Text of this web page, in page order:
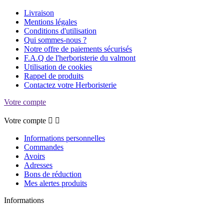
Livraison
Mentions légales
Conditions d'utilisation
Qui sommes-nous ?
Notre offre de paiements sécurisés
F.A.Q de l'herboristerie du valmont
Utilisation de cookies
Rappel de produits
Contactez votre Herboristerie
Votre compte
Votre compte  
Informations personnelles
Commandes
Avoirs
Adresses
Bons de réduction
Mes alertes produits
Informations